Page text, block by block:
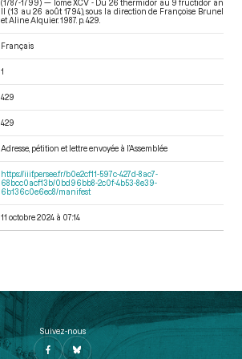
(1787-1799) — Tome XCV - Du 26 thermidor au 9 fructidor an
II (13 au 26 août 1794), sous la direction de Françoise Brunel
et Aline Alquier. 1987. p. 429.
Français
1
429
429
Adresse, pétition et lettre envoyée à l’Assemblée
https://iiif.persee.fr/b0e2cf11-597c-427d-8ac7-
68bcc0acf13b/0bd96bb8-2c0f-4b53-8e39-
6b136c0e6ec8/manifest
11 octobre 2024 à 07:14
Suivez-nous